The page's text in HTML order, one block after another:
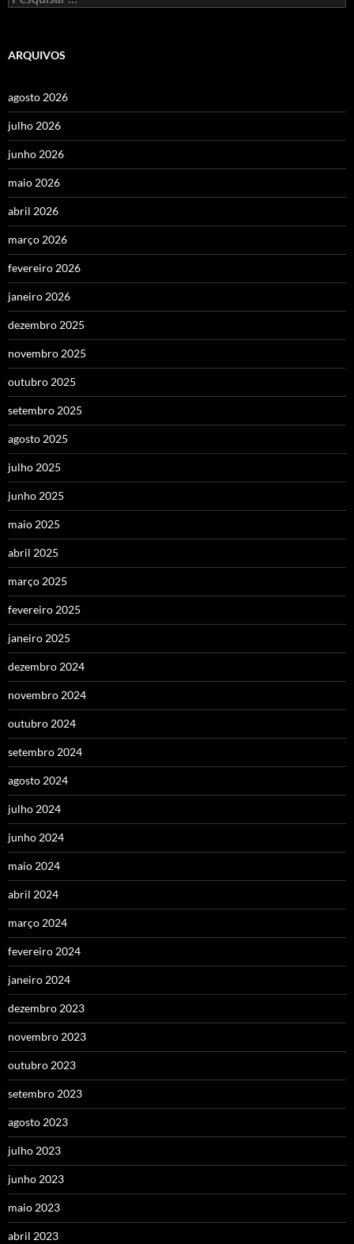
por:
ARQUIVOS
agosto 2026
julho 2026
junho 2026
maio 2026
abril 2026
março 2026
fevereiro 2026
janeiro 2026
dezembro 2025
novembro 2025
outubro 2025
setembro 2025
agosto 2025
julho 2025
junho 2025
maio 2025
abril 2025
março 2025
fevereiro 2025
janeiro 2025
dezembro 2024
novembro 2024
outubro 2024
setembro 2024
agosto 2024
julho 2024
junho 2024
maio 2024
abril 2024
março 2024
fevereiro 2024
janeiro 2024
dezembro 2023
novembro 2023
outubro 2023
setembro 2023
agosto 2023
julho 2023
junho 2023
maio 2023
abril 2023